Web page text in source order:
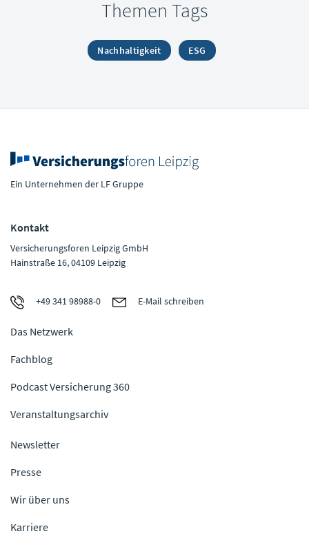
Themen Tags
Nachhaltigkeit ESG
Ein Unternehmen der LF Gruppe
Kontakt
Versicherungsforen Leipzig GmbH
Hainstraße 16, 04109 Leipzig
+49 341 98988-0 E-Mail schreiben
Das Netzwerk
Fachblog
Podcast Versicherung 360
Veranstaltungsarchiv
Newsletter
Presse
Wir über uns
Karriere